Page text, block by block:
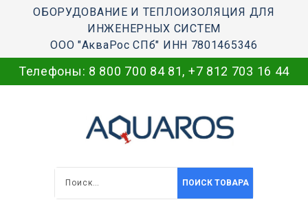
ОБОРУДОВАНИЕ И ТЕПЛОИЗОЛЯЦИЯ ДЛЯ
ИНЖЕНЕРНЫХ СИСТЕМ
ООО "АкваРос СПб" ИНН 7801465346
Телефоны: 8 800 700 84 81, +7 812 703 16 44
ПОИСК ТОВАРА